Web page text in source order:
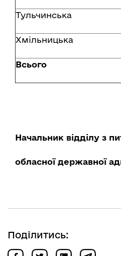
Тульчинська
Хмільницька
Всього
Начальник відділу з
обласної
Поділитись: